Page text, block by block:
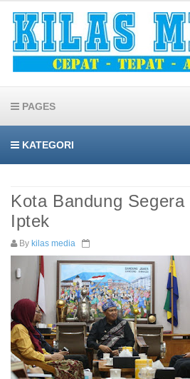
PAGES
KATEGORI
Kota Bandung
Iptek
By kilas media